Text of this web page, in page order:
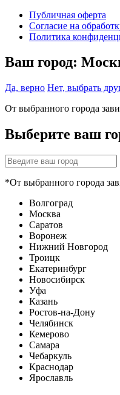
Публичная оферта
Согласие на
Политика
Ваш город:
Да, верно Нет, выбрать
От выбранного города
Выберите ваш
*От выбранного города
Волгоград
Москва
Саратов
Воронеж
Нижний Новгород
Троицк
Екатеринбург
Новосибирск
Уфа
Казань
Ростов-на-Дону
Челябинск
Кемерово
Самара
Чебаркуль
Краснодар
Ярославль